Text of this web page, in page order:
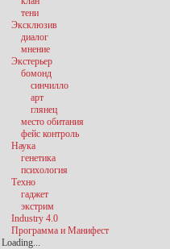
тени
Эксклюзив
диалог
мнение
Экстерьер
бомонд
синчилло
арт
глянец
место обитания
фейс контроль
Наука
генетика
психология
Техно
гаджет
экстрим
Industry 4.0
Программа и Манифест
Loading...